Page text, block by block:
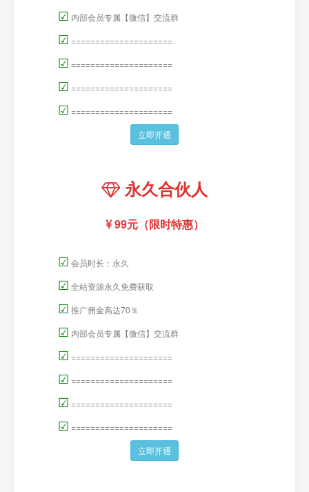
☑ 内部会员专属【微信】交流群
☑ =====================
☑ =====================
☑ =====================
☑ =====================
立即开通
永久合伙人
99元（限时特惠）
☑ 会员时长：永久
☑ 全站资源永久免费获取
☑ 推广佣金高达70％
☑ 内部会员专属【微信】交流群
☑ =====================
☑ =====================
☑ =====================
☑ =====================
立即开通